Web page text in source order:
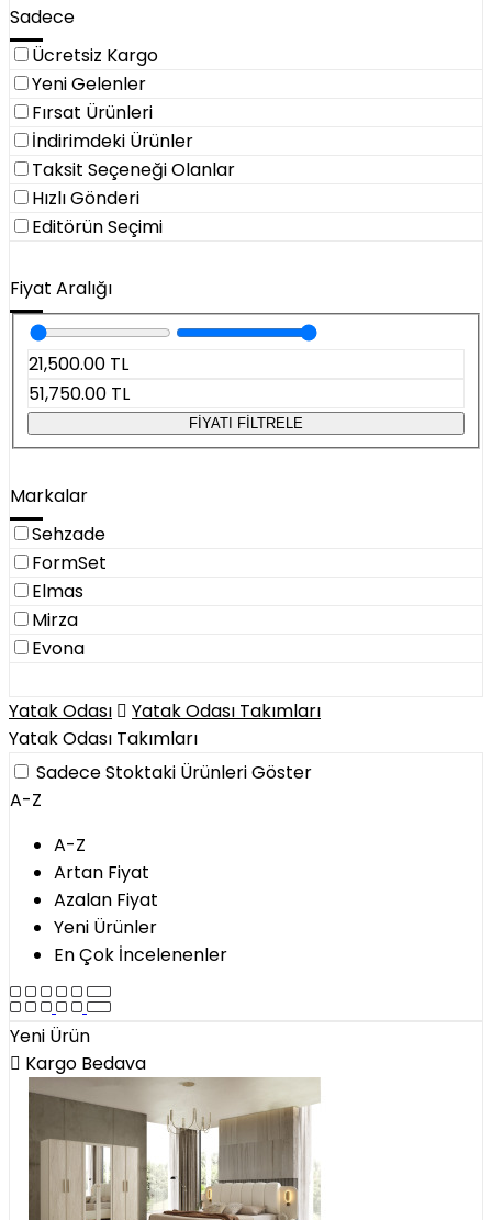
Sadece
Ücretsiz Kargo
Yeni Gelenler
Fırsat Ürünleri
İndirimdeki Ürünler
Taksit Seçeneği Olanlar
Hızlı Gönderi
Editörün Seçimi
Fiyat Aralığı
21,500.00 TL
51,750.00 TL
FİYATI FİLTRELE
Markalar
Sehzade
FormSet
Elmas
Mirza
Evona
Yatak Odası
Yatak Odası Takımları
Yatak Odası Takımları
Sadece Stoktaki Ürünleri Göster
A-Z
A-Z
Artan Fiyat
Azalan Fiyat
Yeni Ürünler
En Çok İncelenenler
Yeni Ürün
Kargo Bedava